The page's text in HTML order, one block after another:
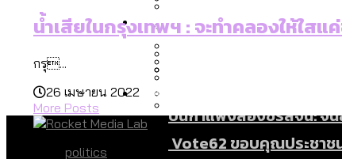
Vote62 ขอบคุณประชาช
งบระบายน้ำ-ป้องกันน้ำท่ว
กรุงเทพฯ เมืองคอนเสิร์ต
ปีนกำแพงส่องซีรีส์จีน: จี
สำรวจเศรษฐกิจในกรุงเ
สำรวจสังคมผู้สูงอายุไทย
สังคมผู้สูงอายุไทย [ข้อมูล
Project
Bangkok Index
About Us
น้ำเสียในกรุงเทพฯ : จะทำคลองให้ใส
กรุ...
26 เมษายน 2022
More Posts
politics